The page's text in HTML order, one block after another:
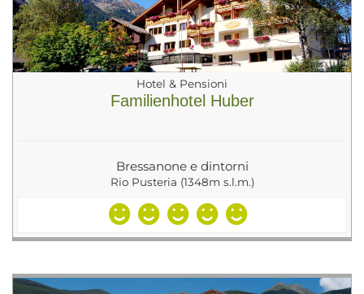
Hotel & Pensioni
Familienhotel Huber
Bressanone e dintorni
Rio Pusteria (1348m s.l.m.)